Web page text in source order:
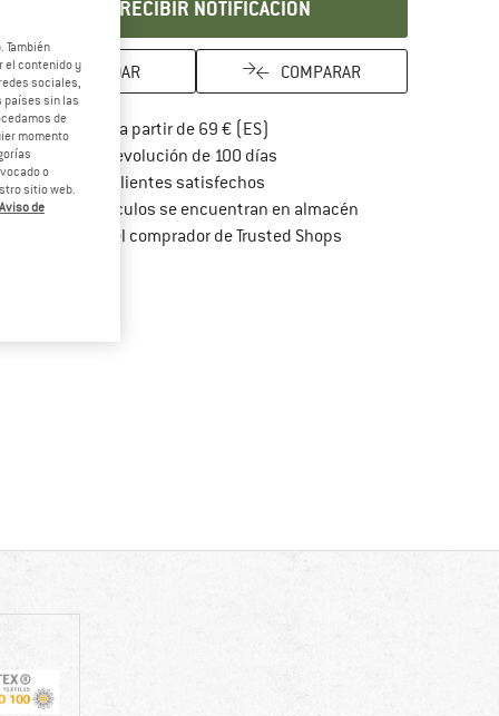
RECIBIR NOTIFICACIÓN
GUARDAR COMPARAR
Porte pagado a partir de 69 € (ES)
Derecho de devolución de 100 díasvaya a la política de
> 4 000 000 clientes satisfechos
Todos los artículos se encuentran en almacén
Protección del comprador de Trusted Shops¡toda la información
el contenido y
sociales,
países sin las
de
momento
o
sitio web.
Aviso de